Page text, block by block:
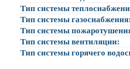
Тип системы
Тип системы
Тип системы
Тип системы вентиляции:
Тип системы горячего